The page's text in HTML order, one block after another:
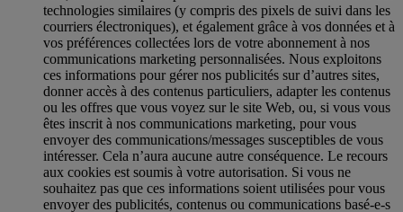
technologies similaires (y compris des pixels de suivi dans les
courriers électroniques), et également grâce à vos données et à
vos préférences collectées lors de votre abonnement à nos
communications marketing personnalisées. Nous exploitons
ces informations pour gérer nos publicités sur d’autres sites,
donner accès à des contenus particuliers, adapter les contenus
ou les offres que vous voyez sur le site Web, ou, si vous vous
êtes inscrit à nos communications marketing, pour vous
envoyer des communications/messages susceptibles de vous
intéresser. Cela n’aura aucune autre conséquence. Le recours
aux cookies est soumis à votre autorisation. Si vous ne
souhaitez pas que ces informations soient utilisées pour vous
envoyer des publicités, contenus ou communications basé-e-s